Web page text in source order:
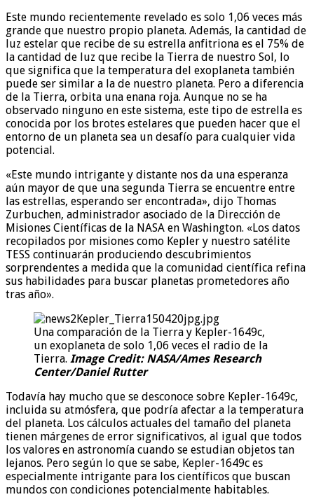
Este mundo recientemente revelado es solo 1,06 veces más
grande que nuestro propio planeta. Además, la cantidad de
luz estelar que recibe de su estrella anfitriona es el 75% de
la cantidad de luz que recibe la Tierra de nuestro Sol, lo
que significa que la temperatura del exoplaneta también
puede ser similar a la de nuestro planeta. Pero a diferencia
de la Tierra, orbita una enana roja. Aunque no se ha
observado ninguno en este sistema, este tipo de estrella es
conocida por los brotes estelares que pueden hacer que el
entorno de un planeta sea un desafío para cualquier vida
potencial.
«Este mundo intrigante y distante nos da una esperanza
aún mayor de que una segunda Tierra se encuentre entre
las estrellas, esperando ser encontrada», dijo Thomas
Zurbuchen, administrador asociado de la Dirección de
Misiones Científicas de la NASA en Washington. «Los datos
recopilados por misiones como Kepler y nuestro satélite
TESS continuarán produciendo descubrimientos
sorprendentes a medida que la comunidad científica refina
sus habilidades para buscar planetas prometedores año
tras año».
Una comparación de la Tierra y Kepler-1649c,
un exoplaneta de solo 1,06 veces el radio de la
Tierra. Image Credit: NASA/Ames Research
Center/Daniel Rutter
Todavía hay mucho que se desconoce sobre Kepler-1649c,
incluida su atmósfera, que podría afectar a la temperatura
del planeta. Los cálculos actuales del tamaño del planeta
tienen márgenes de error significativos, al igual que todos
los valores en astronomía cuando se estudian objetos tan
lejanos. Pero según lo que se sabe, Kepler-1649c es
especialmente intrigante para los científicos que buscan
mundos con condiciones potencialmente habitables.